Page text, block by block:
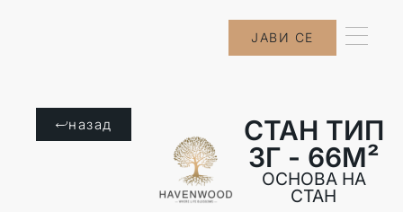
ЈАВИ СЕ
назад
СТАН ТИП
3Г - 66M²
ОСНОВА НА
СТАН